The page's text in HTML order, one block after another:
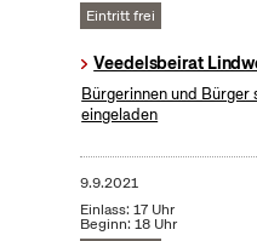
Eintritt frei
Veedelsbeirat
Bürgerinnen und Bürger
eingeladen
9.9.2021
Einlass: 17 Uhr
Beginn: 18 Uhr